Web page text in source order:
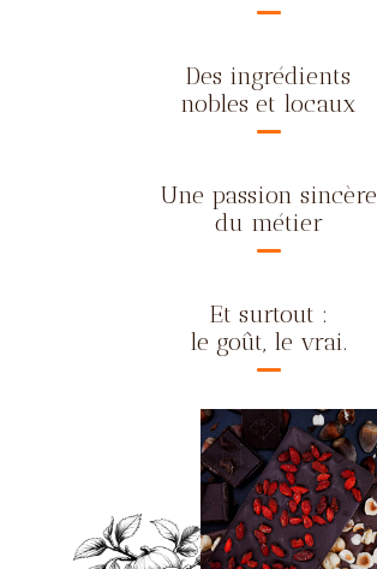
Des ingrédients
nobles et locaux
Une passion sincère
du métier
Et surtout :
le goût, le vrai.